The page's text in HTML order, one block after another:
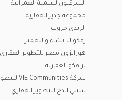
الشرقيون للتنمية العمرانية
مجموعة جدير العقارية
الريدى جروب
رفكو للانشاء والتعمير
هورايزون مصر للتطوير العقاري
ترافكو العقارية
شركة VIE Communities للتطوير العقاري
سيتي ايدج للتطوير العقاري